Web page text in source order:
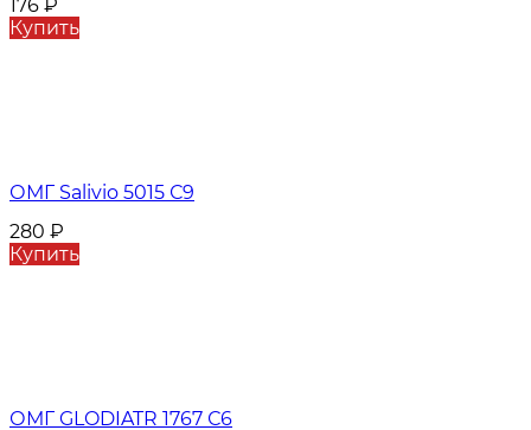
176 ₽
Купить
ОМГ Salivio 5015 С9
280 ₽
Купить
ОМГ GLODIATR 1767 С6